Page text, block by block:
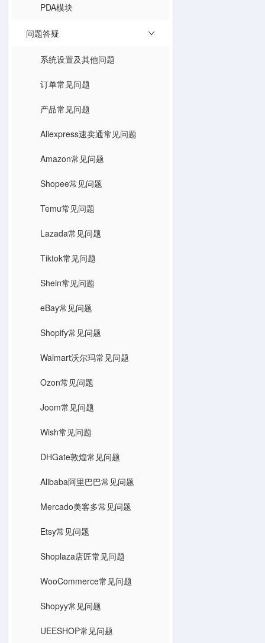
PDA模块
问题答疑
系统设置及其他问题
订单常见问题
产品常见问题
Aliexpress速卖通常见问题
Amazon常见问题
Shopee常见问题
Temu常见问题
Lazada常见问题
Tiktok常见问题
Shein常见问题
eBay常见问题
Shopify常见问题
Walmart沃尔玛常见问题
Ozon常见问题
Joom常见问题
Wish常见问题
DHGate敦煌常见问题
Alibaba阿里巴巴常见问题
Mercado美客多常见问题
Etsy常见问题
Shoplaza店匠常见问题
WooCommerce常见问题
Shopyy常见问题
UEESHOP常见问题